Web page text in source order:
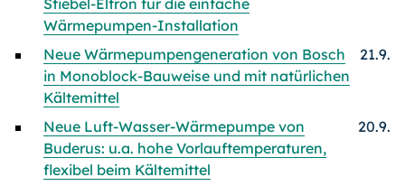
Stiebel-Eltron für die einfache
Wärmepumpen-Installation
Neue Wärmepumpengeneration von Bosch
in Monoblock-Bauweise und mit natürlichen
Kältemittel
21.9.
Neue Luft-Wasser-Wärmepumpe von
Buderus: u.a. hohe Vorlauftemperaturen,
flexibel beim Kältemittel
20.9.